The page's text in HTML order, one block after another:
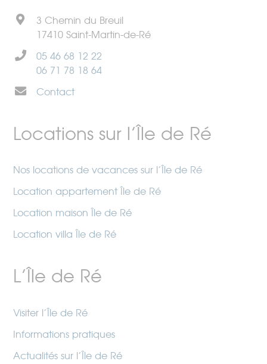
3 Chemin du Breuil
17410 Saint-Martin-de-Ré
05 46 68 12 22
06 71 78 18 64
Contact
Locations sur l’Île de Ré
Nos locations de vacances sur l’Île de Ré
Location appartement Île de Ré
Location maison Île de Ré
Location villa Île de Ré
L’Île de Ré
Visiter l’Île de Ré
Informations pratiques
Actualités sur l’Île de Ré